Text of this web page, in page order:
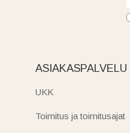
ASIAKASPALVELU
UKK
Toimitus ja toimitusajat